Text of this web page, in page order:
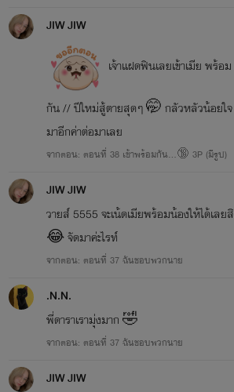
JIW JIW
เจ้าแฝดฟินเลยเข้าเมีย พร้อม
กัน // ปีใหม่สู้ตายสุดๆ 🤭 กลัวหลัวน้อยใจ
มาอีกค่าต่อมาเลย
จากตอน: ตอนที่ 38 เข้าพร้อมกัน...🔞 3P (มีรูป)
JIW JIW
วายส์ 5555 จะเน้ดเมียพร้อมน้องให้ได้เลยสิ
😂 จัดมาค่ะไรท์
จากตอน: ตอนที่ 37 ฉันชอบพวกนาย
.N.N.
พี่ดาราเรามุ่งมาก 🤣
จากตอน: ตอนที่ 37 ฉันชอบพวกนาย
JIW JIW